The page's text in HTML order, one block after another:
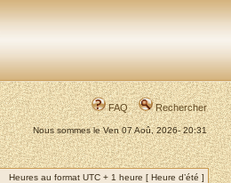
FAQ Rechercher
Nous sommes le Ven 07 Aoû, 2026- 20:31
Heures au format UTC + 1 heure [ Heure d’été ]